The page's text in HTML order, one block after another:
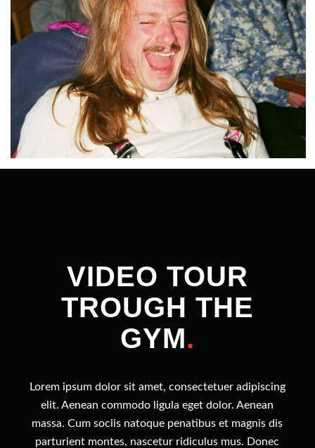
VIDEO TOUR
TROUGH THE
GYM.
Lorem ipsum dolor sit amet, consectetuer adipiscing
elit. Aenean commodo ligula eget dolor. Aenean
massa. Cum sociis natoque penatibus et magnis dis
parturient montes, nascetur ridiculus mus. Donec